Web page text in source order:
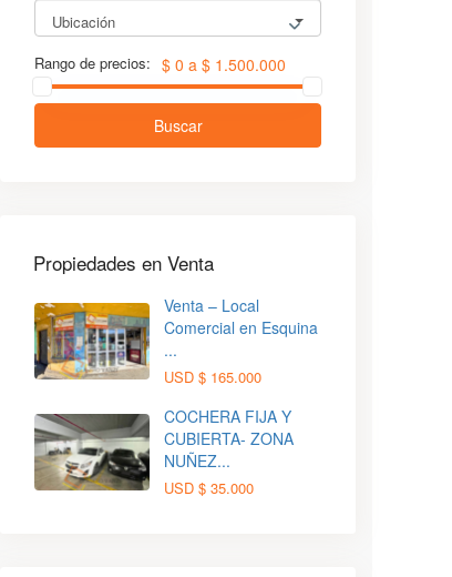
Ubicación
Rango de precios: $ 0 a $ 1.500.000
Buscar
Propiedades en Venta
Venta – Local
Comercial en Esquina
...
USD $ 165.000
COCHERA FIJA Y
CUBIERTA- ZONA
NUÑEZ...
USD $ 35.000